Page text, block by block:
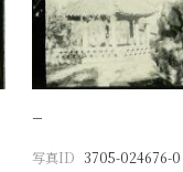
−
写真ID 3705-024676-0